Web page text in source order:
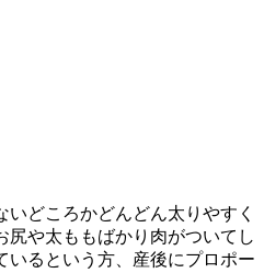
どころかどんどん太りやすく
尻や太ももばかり肉がついてし
いるという方、産後にプロポー